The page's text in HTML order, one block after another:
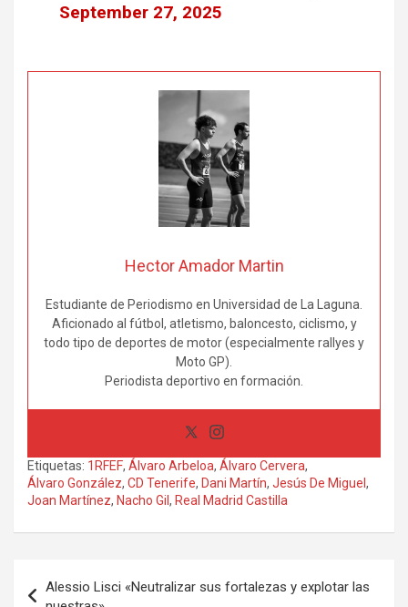
September 27, 2025
Hector Amador Martin
Estudiante de Periodismo en Universidad de La Laguna.
Aficionado al fútbol, atletismo, baloncesto, ciclismo, y
todo tipo de deportes de motor (especialmente rallyes y
Moto GP).
Periodista deportivo en formación.
Etiquetas: 1RFEF, Álvaro Arbeloa, Álvaro Cervera,
Álvaro González, CD Tenerife, Dani Martín, Jesús De Miguel ,
Joan Martínez, Nacho Gil , Real Madrid Castilla
Alessio Lisci «Neutralizar sus fortalezas y explotar las